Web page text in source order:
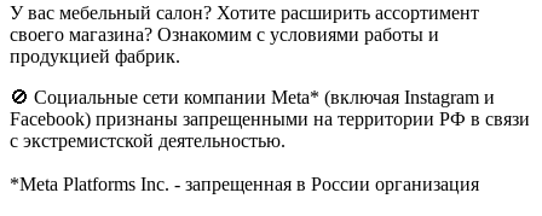
У вас мебельный салон? Хотите расширить ассортимент
своего магазина? Ознакомим с условиями работы и
продукцией фабрик.
🚫 Социальные сети компании Meta* (включая Instagram и
Facebook) признаны запрещенными на территории РФ в связи
с экстремистской деятельностью.
*Meta Platforms Inc. - запрещенная в России организация